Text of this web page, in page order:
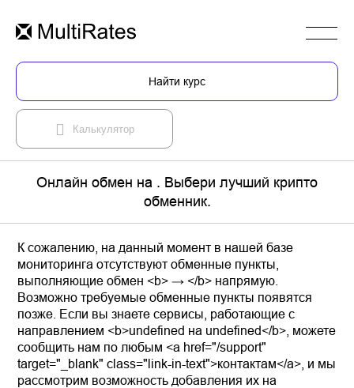
Найти курс
Калькулятор
Онлайн обмен на . Выбери лучший крипто
обменник.
К сожалению, на данный момент в нашей базе
мониторинга отсутствуют обменные пункты,
выполняющие обмен <b> → </b> напрямую.
Возможно требуемые обменные пункты появятся
позже. Если вы знаете сервисы, работающие с
направлением <b>undefined на undefined</b>, можете
сообщить нам по любым <a href="/support"
target="_blank" class="link-in-text">контактам</a>, и мы
рассмотрим возможность добавления их на